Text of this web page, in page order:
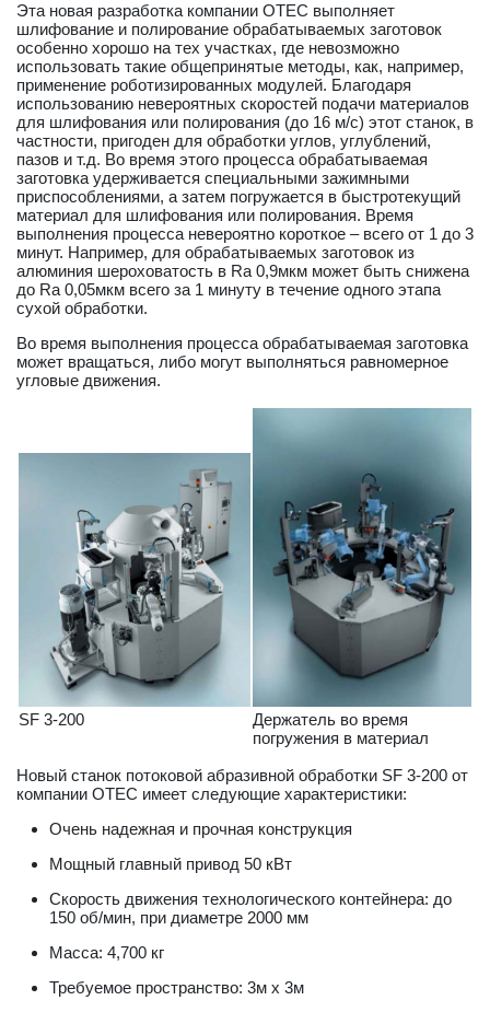
Эта новая разработка компании OTEC выполняет
шлифование и полирование обрабатываемых заготовок
особенно хорошо на тех участках, где невозможно
использовать такие общепринятые методы, как, например,
применение роботизированных модулей. Благодаря
использованию невероятных скоростей подачи материалов
для шлифования или полирования (до 16 м/с) этот станок, в
частности, пригоден для обработки углов, углублений,
пазов и т.д. Во время этого процесса обрабатываемая
заготовка удерживается специальными зажимными
приспособлениями, а затем погружается в быстротекущий
материал для шлифования или полирования. Время
выполнения процесса невероятно короткое – всего от 1 до 3
минут. Например, для обрабатываемых заготовок из
алюминия шероховатость в Ra 0,9мкм может быть снижена
до Ra 0,05мкм всего за 1 минуту в течение одного этапа
сухой обработки.
Во время выполнения процесса обрабатываемая заготовка
может вращаться, либо могут выполняться равномерное
угловые движения.
SF 3-200
Держатель во время
погружения в материал
Новый станок потоковой абразивной обработки SF 3-200 от
компании OTEC имеет следующие характеристики:
Очень надежная и прочная конструкция
Мощный главный привод 50 кВт
Скорость движения технологического контейнера: до
150 об/мин, при диаметре 2000 мм
Масса: 4,700 кг
Требуемое пространство: 3м x 3м